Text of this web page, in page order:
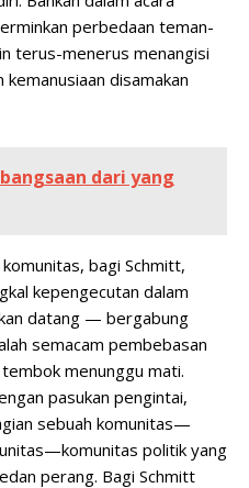
perbedaan teman-
terus-menerus menangisi
disamakan
dari yang
bagi Schmitt,
kepengecutan dalam
datang — bergabung
semacam pembebasan
menunggu mati.
pasukan pengintai,
sebuah komunitas—
politik yang
perang. Bagi Schmitt